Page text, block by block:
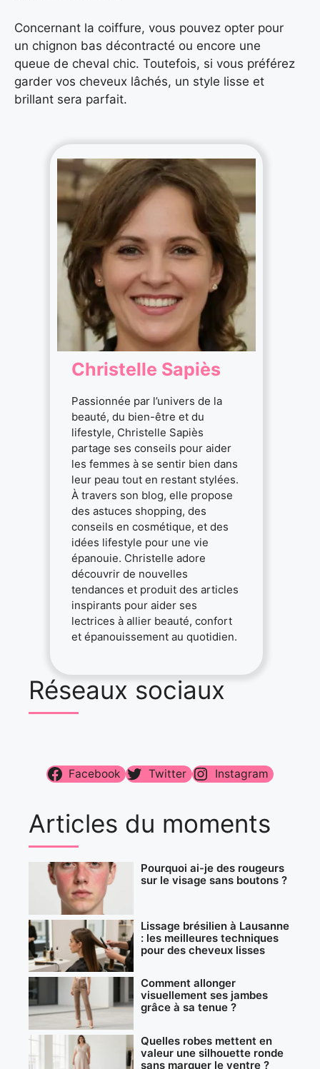
Concernant la coiffure, vous pouvez opter pour
un chignon bas décontracté ou encore une
queue de cheval chic. Toutefois, si vous préférez
garder vos cheveux lâchés, un style lisse et
brillant sera parfait.
Christelle Sapiès
Passionnée par l’univers de la
beauté, du bien-être et du
lifestyle, Christelle Sapiès
partage ses conseils pour aider
les femmes à se sentir bien dans
leur peau tout en restant stylées.
À travers son blog, elle propose
des astuces shopping, des
conseils en cosmétique, et des
idées lifestyle pour une vie
épanouie. Christelle adore
découvrir de nouvelles
tendances et produit des articles
inspirants pour aider ses
lectrices à allier beauté, confort
et épanouissement au quotidien.
Réseaux sociaux
Facebook Twitter Instagram
Articles du moments
Pourquoi ai-je des rougeurs
sur le visage sans boutons ?
Lissage brésilien à Lausanne
: les meilleures techniques
pour des cheveux lisses
Comment allonger
visuellement ses jambes
grâce à sa tenue ?
Quelles robes mettent en
valeur une silhouette ronde
sans marquer le ventre ?